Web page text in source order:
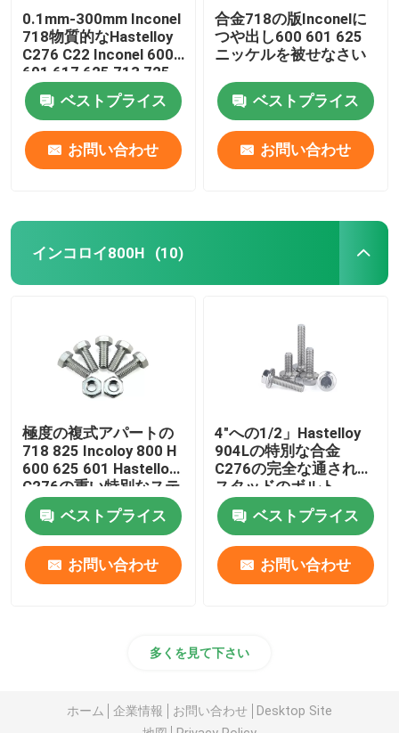
0.1mm-300mm Inconel
718物質的なHastelloy
C276 C22 Inconel 600
601 617 625 713 725
800 825 Monel 400
K500 ベストプライス
お問い合わせ
合金718の版Inconelに
つや出し600 601 625
ニッケルを被せなさい
ベストプライス
お問い合わせ
インコロイ800H (10)
極度の複式アパートの
718 825 Incoloy 800 H
600 625 601 Hastelloy
C276の重い特別なステ
ンレス鋼625 F468ACの
ジンクスベストプライス
お問い合わせ
4"への1/2」Hastelloy
904Lの特別な合金
C276の完全な通された
スタッドのボルト
ベストプライス
お問い合わせ
多くを見て下さい
ホーム 企業情報 お問い合わせ
Desktop Site